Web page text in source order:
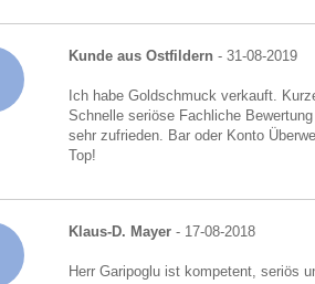
Kunde aus Ostfildern - 31-08-2019
Ich habe Goldschmuck verkauft.
Schnelle seriöse Fachliche
sehr zufrieden. Bar oder Konto
Top!
Klaus-D. Mayer - 17-08-2018
Herr Garipoglu ist kompetent, seriös